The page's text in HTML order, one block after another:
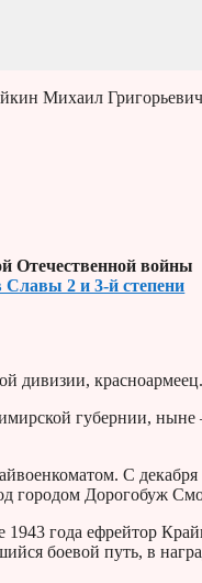
Михаил Григорьевич
Отечественной войны
Славы 2 и 3-й степени
дивизии, красноармеец.
губернии,
С декабря
городом Дорогобуж
года ефрейтор
боевой путь, в